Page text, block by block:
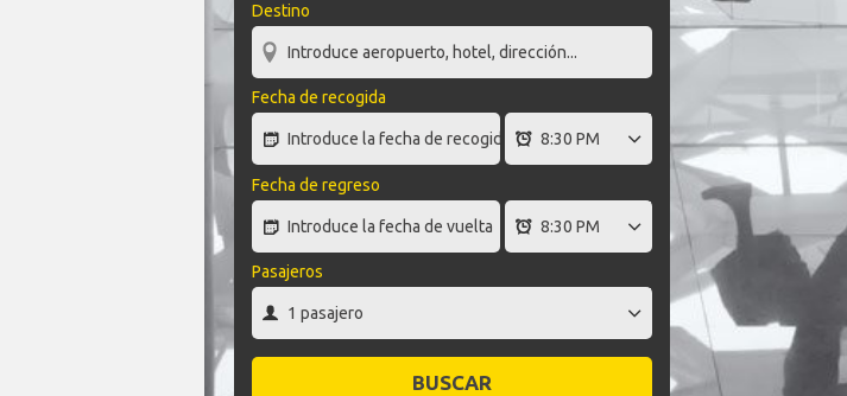
Destino
Fecha de recogida
Fecha de regreso
Pasajeros
BUSCAR